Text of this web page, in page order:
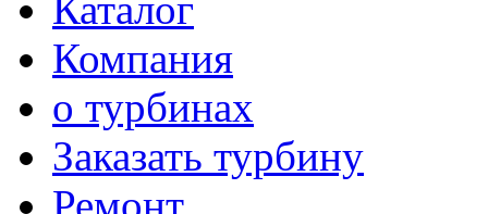
Компания
о турбинах
Заказать турбину